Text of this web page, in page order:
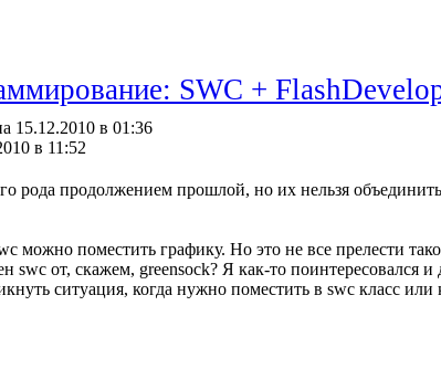
SWC +
15.12.2010 в 01:36
в 11:52
рода продолжением прошлой, но их нельзя
можно поместить графику. Но это не все прелести
swc от, скажем, greensock? Я как-то поинтересовался
ситуация, когда нужно поместить в swc класс